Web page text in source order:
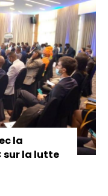
la
sur la lutte